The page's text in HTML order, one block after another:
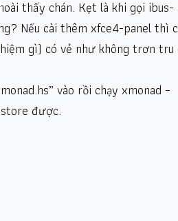
thấy chán. Kẹt là khi gọi ibus-
Nếu cài thêm xfce4-panel thì
gì) có vẻ như không trơn tru
vào rồi chạy xmonad –
được.